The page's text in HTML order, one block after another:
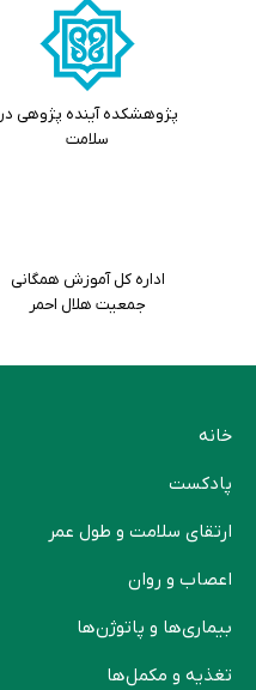
پژوهشکده آینده پژوهی در
سلامت
اداره کل آموزش همگانی
جمعیت هلال احمر
خانه
پادکست
ارتقای سلامت و طول عمر
اعصاب و روان
بیماری‌ها و پاتوژن‌ها
تغذیه و مکمل‌ها